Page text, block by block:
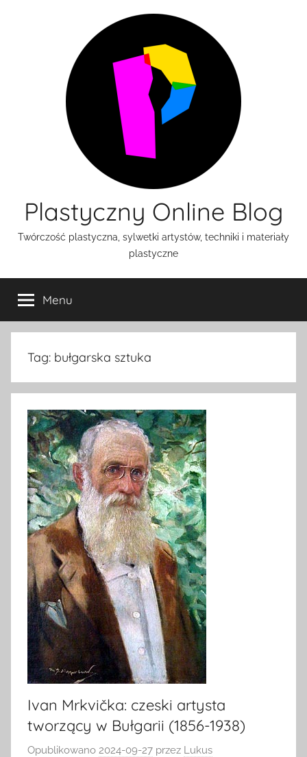
Plastyczny Online Blog
Twórczość plastyczna, sylwetki artystów, techniki i materiały
plastyczne
Menu
Tag: bułgarska sztuka
Ivan Mrkvička: czeski artysta
tworzący w Bułgarii (1856-1938)
Opublikowano 2024-09-27 przez Lukus